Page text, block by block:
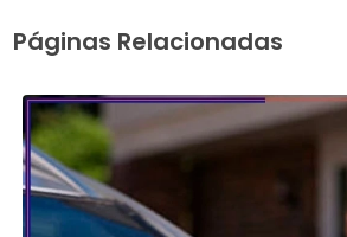
Páginas Relacionadas